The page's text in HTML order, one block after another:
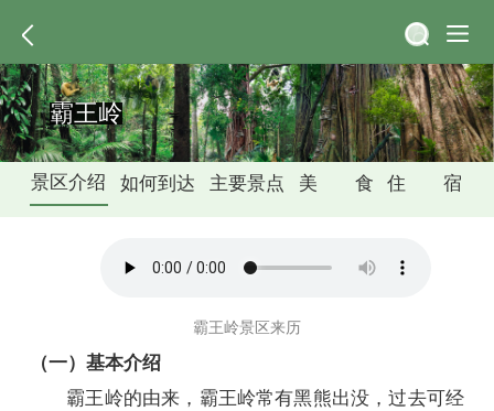
霸王岭
景区介绍 如何到达 主要景点 美 食 住 宿
霸王岭景区来历
（一）基本介绍
霸王岭的由来，霸王岭常有黑熊出没，过去可经
（二）白石潭景区
霸王岭炸蛋